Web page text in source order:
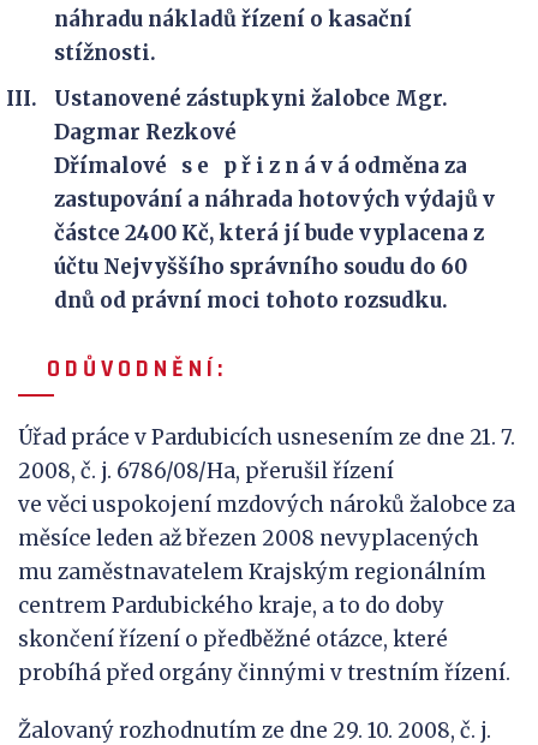
náhradu nákladů řízení o kasační
stížnosti.
Ustanovené zástupkyni žalobce Mgr.
Dagmar Rezkové
Dřímalové s e p ř i z n á v á odměna za
zastupování a náhrada hotových výdajů v
částce 2400 Kč, která jí bude vyplacena z
účtu Nejvyššího správního soudu do 60
dnů od právní moci tohoto rozsudku.
O D Ů VO D N Ě N Í :
Úřad práce v Pardubicích usnesením ze dne 21. 7.
2008, č. j. 6786/08/Ha, přerušil řízení
ve věci uspokojení mzdových nároků žalobce za
měsíce leden až březen 2008 nevyplacených
mu zaměstnavatelem Krajským regionálním
centrem Pardubického kraje, a to do doby
skončení řízení o předběžné otázce, které
probíhá před orgány činnými v trestním řízení.
Žalovaný rozhodnutím ze dne 29. 10. 2008, č. j.